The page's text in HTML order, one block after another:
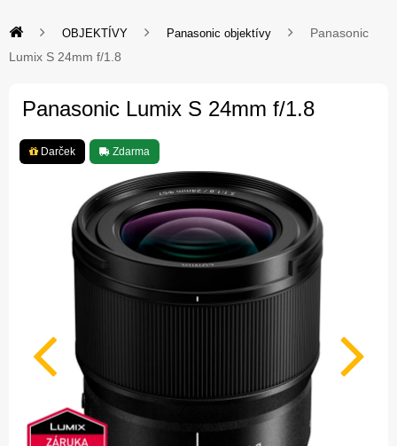
OBJEKTÍVY Panasonic objektívy
Panasonic
Lumix S 24mm f/1.8
Panasonic Lumix S 24mm f/1.8
Darček Zdarma